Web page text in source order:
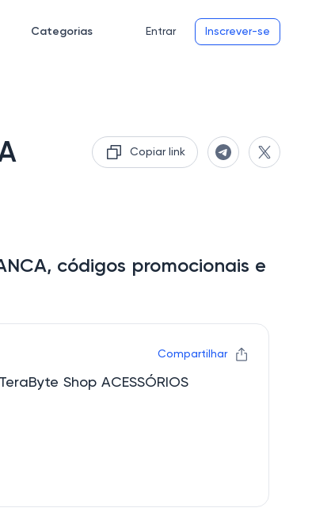
Categorias Entrar Inscrever-se
Copiar link
códigos promocionais e
Compartilhar
Shop ACESSÓRIOS